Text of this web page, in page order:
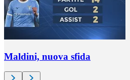
Maldini, nuova sfida